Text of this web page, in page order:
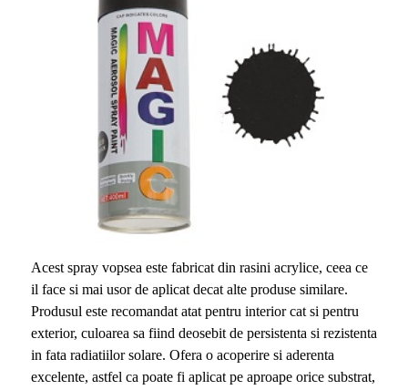
Acest spray vopsea este fabricat din rasini acrylice, ceea ce
il face si mai usor de aplicat decat alte produse similare.
Produsul este recomandat atat pentru interior cat si pentru
exterior, culoarea sa fiind deosebit de persistenta si rezistenta
in fata radiatiilor solare. Ofera o acoperire si aderenta
excelente, astfel ca poate fi aplicat pe aproape orice substrat,